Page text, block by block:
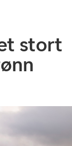
stort